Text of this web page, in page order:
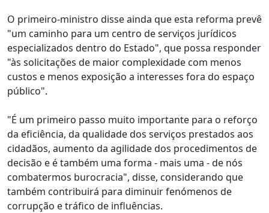
O primeiro-ministro disse ainda que esta reforma prevê
"um caminho para um centro de serviços jurídicos
especializados dentro do Estado", que possa responder
"às solicitações de maior complexidade com menos
custos e menos exposição a interesses fora do espaço
público".
"É um primeiro passo muito importante para o reforço
da eficiência, da qualidade dos serviços prestados aos
cidadãos, aumento da agilidade dos procedimentos de
decisão e é também uma forma - mais uma - de nós
combatermos burocracia", disse, considerando que
também contribuirá para diminuir fenómenos de
corrupção e tráfico de influências.